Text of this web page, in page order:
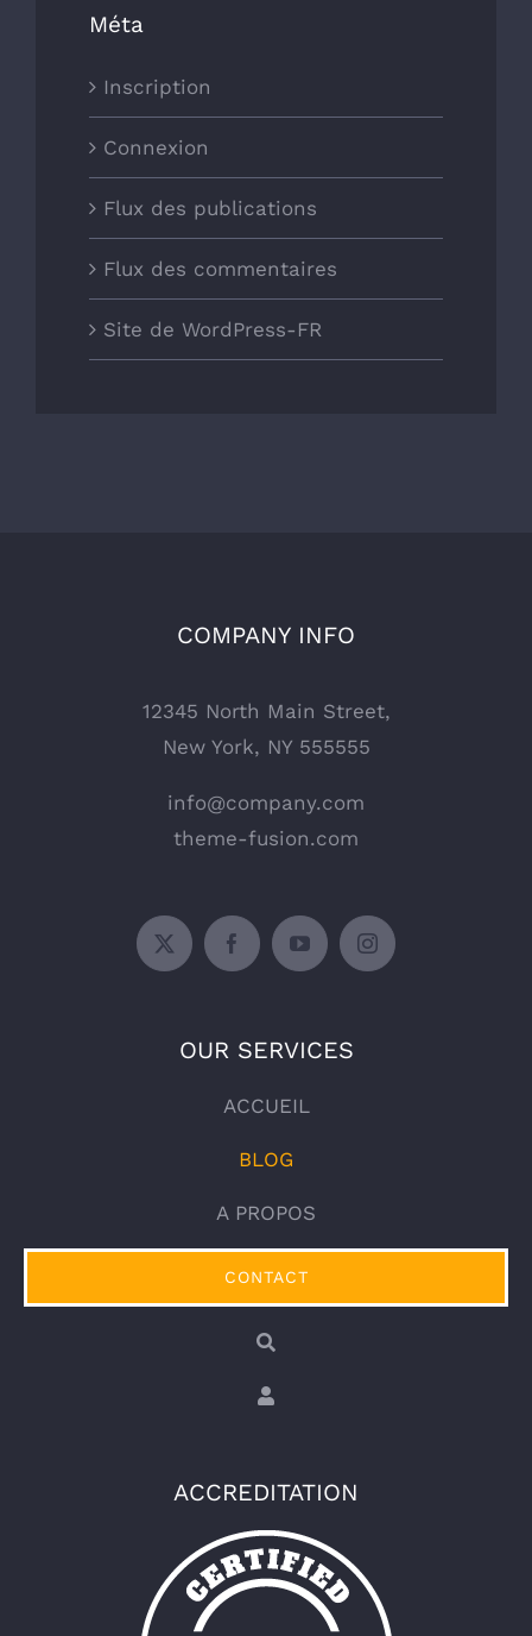
Méta
Inscription
Connexion
Flux des publications
Flux des commentaires
Site de WordPress-FR
COMPANY INFO
12345 North Main Street,
New York, NY 555555
info@company.com
theme-fusion.com
OUR SERVICES
ACCUEIL
BLOG
A PROPOS
CONTACT
ACCREDITATION